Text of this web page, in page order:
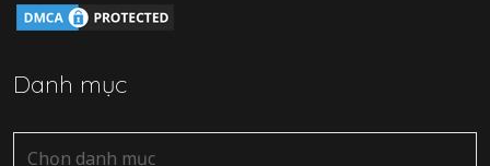
Danh mục
Danh